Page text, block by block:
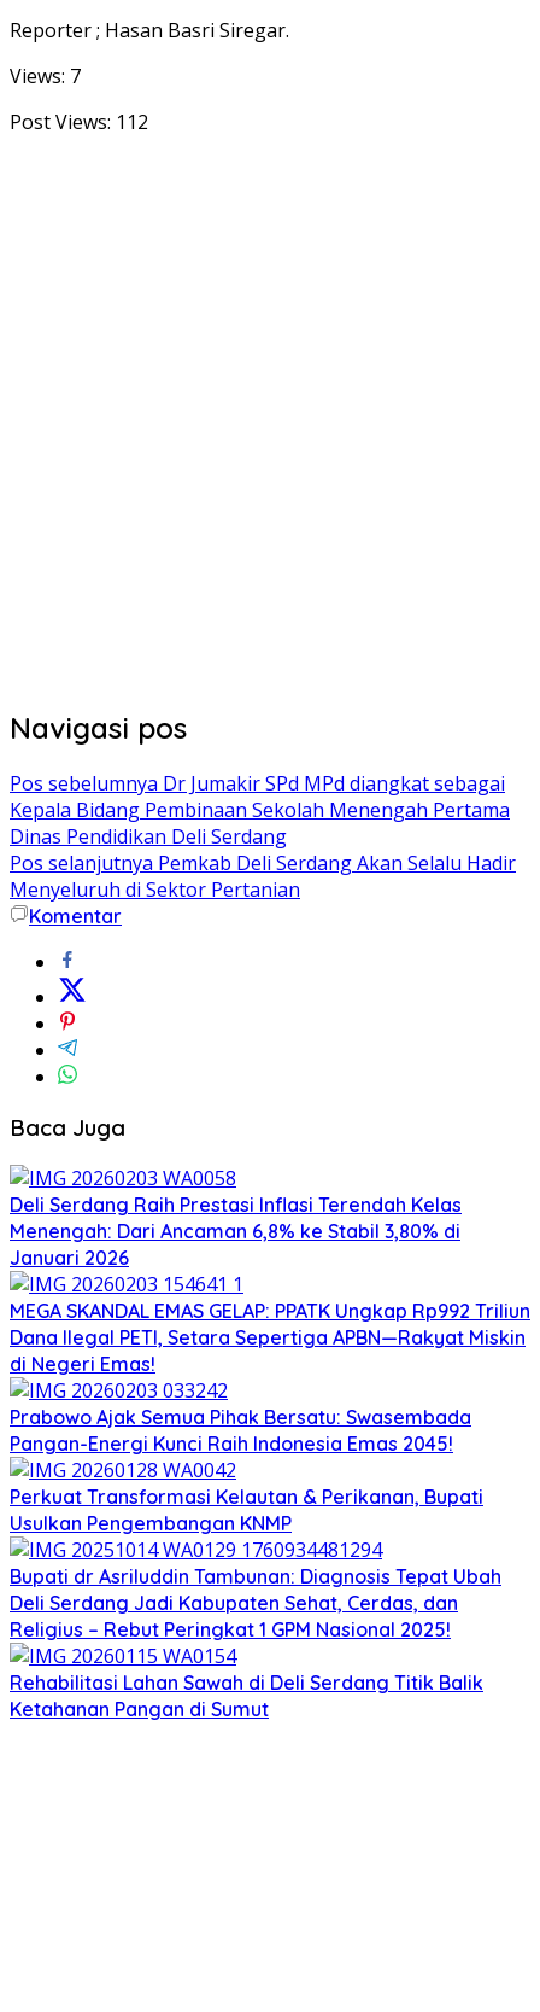
Reporter ; Hasan Basri Siregar.
Views: 7
Post Views: 112
Navigasi pos
Pos sebelumnya Dr Jumakir SPd MPd diangkat sebagai
Kepala Bidang Pembinaan Sekolah Menengah Pertama
Dinas Pendidikan Deli Serdang
Pos selanjutnya Pemkab Deli Serdang Akan Selalu Hadir
Menyeluruh di Sektor Pertanian
Komentar
Baca Juga
Deli Serdang Raih Prestasi Inflasi Terendah Kelas
Menengah: Dari Ancaman 6,8% ke Stabil 3,80% di
Januari 2026
MEGA SKANDAL EMAS GELAP: PPATK Ungkap Rp992 Triliun
Dana Ilegal PETI, Setara Sepertiga APBN—Rakyat Miskin
di Negeri Emas!
Prabowo Ajak Semua Pihak Bersatu: Swasembada
Pangan-Energi Kunci Raih Indonesia Emas 2045!
Perkuat Transformasi Kelautan & Perikanan, Bupati
Usulkan Pengembangan KNMP
Bupati dr Asriluddin Tambunan: Diagnosis Tepat Ubah
Deli Serdang Jadi Kabupaten Sehat, Cerdas, dan
Religius – Rebut Peringkat 1 GPM Nasional 2025!
Rehabilitasi Lahan Sawah di Deli Serdang Titik Balik
Ketahanan Pangan di Sumut